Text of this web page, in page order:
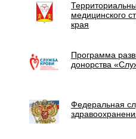
медицинского
края
Программа
донорства
Федеральная